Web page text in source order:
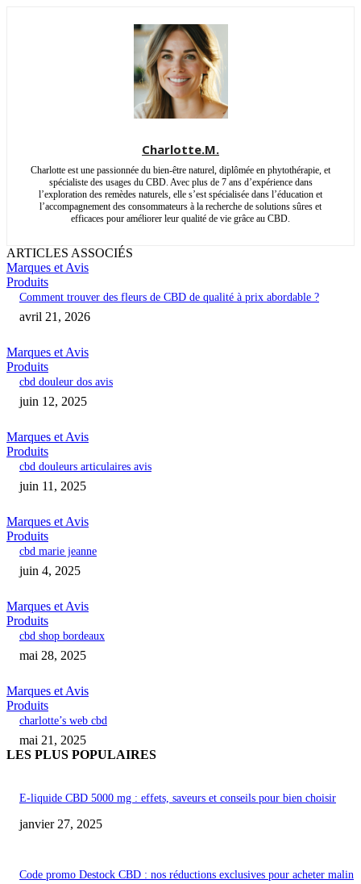
Charlotte.M.
Charlotte est une passionnée du bien-être naturel, diplômée en phytothérapie, et
spécialiste des usages du CBD. Avec plus de 7 ans d’expérience dans
l’exploration des remèdes naturels, elle s’est spécialisée dans l’éducation et
l’accompagnement des consommateurs à la recherche de solutions sûres et
efficaces pour améliorer leur qualité de vie grâce au CBD.
ARTICLES ASSOCIÉS
Marques et Avis
Produits
Comment trouver des fleurs de CBD de qualité à prix abordable ?
avril 21, 2026
Marques et Avis
Produits
cbd douleur dos avis
juin 12, 2025
Marques et Avis
Produits
cbd douleurs articulaires avis
juin 11, 2025
Marques et Avis
Produits
cbd marie jeanne
juin 4, 2025
Marques et Avis
Produits
cbd shop bordeaux
mai 28, 2025
Marques et Avis
Produits
charlotte’s web cbd
mai 21, 2025
LES PLUS POPULAIRES
E-liquide CBD 5000 mg : effets, saveurs et conseils pour bien choisir
janvier 27, 2025
Code promo Destock CBD : nos réductions exclusives pour acheter malin